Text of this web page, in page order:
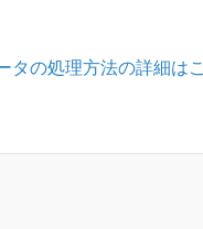
タの処理方法の詳細はこ